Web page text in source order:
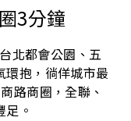
3分鐘
北都會公園、五
環抱，徜佯城市最
路商圈，全聯、
。